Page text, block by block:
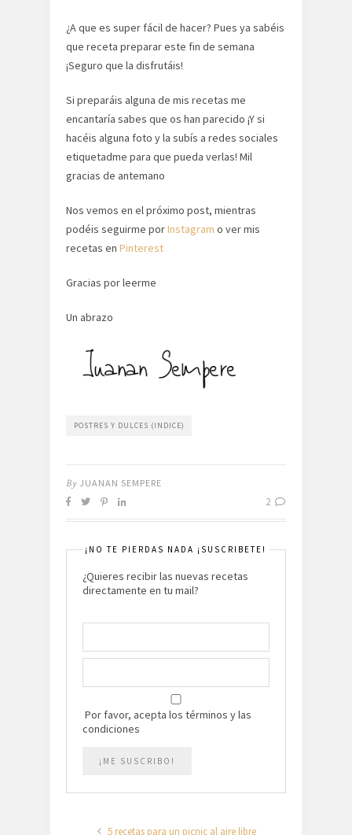
¿A que es super fácil de hacer? Pues ya sabéis
que receta preparar este fin de semana
¡Seguro que la disfrutáis!
Si preparáis alguna de mis recetas me
encantaría sabes que os han parecido ¡Y si
hacéis alguna foto y la subís a redes sociales
etiquetadme para que pueda verlas! Mil
gracias de antemano
Nos vemos en el próximo post, mientras
podéis seguirme porInstagram o ver mis
recetas en Pinterest
Gracias por leerme
Un abrazo
POSTRES Y DULCES (INDICE)
By JUANAN SEMPERE
2
¡NO TE PIERDAS NADA ¡SUSCRIBETE!
¿Quieres recibir las nuevas recetas
directamente en tu mail?
Por favor, acepta los términos y las
condiciones
5 recetas para un picnic al aire libre